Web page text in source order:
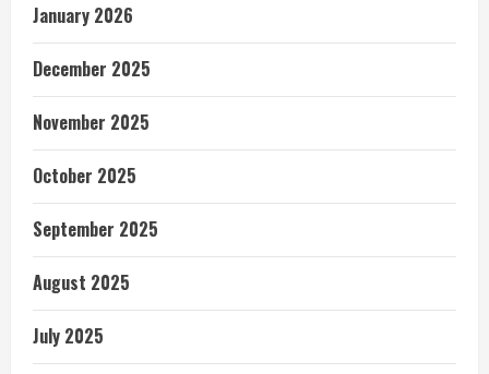
January 2026
December 2025
November 2025
October 2025
September 2025
August 2025
July 2025